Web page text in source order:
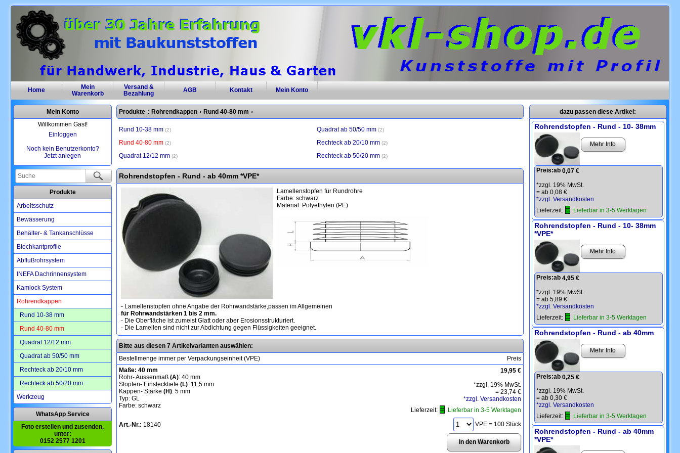
Home
Mein
Warenkorb
Versand &
Bezahlung
AGB Kontakt Mein Konto
Mein Konto
Willkommen Gast!
Einloggen
Noch kein Benutzerkonto?
Jetzt anlegen
Produkte
Arbeitsschutz
Bewässerung
Behälter- & Tankanschlüsse
Blechkantprofile
Abflußrohrsystem
INEFA Dachrinnensystem
Kamlock System
Rohrendkappen
Rund 10-38 mm
Rund 40-80 mm
Quadrat 12/12 mm
Quadrat ab 50/50 mm
Rechteck ab 20/10 mm
Rechteck ab 50/20 mm
Werkzeug
WhatsApp Service
Foto erstellen und zusenden,
unter:
0152 2577 1201
Produkte : Rohrendkappen › Rund 40-80 mm ›
Rund 10-38 mm 2
Rund 40-80 mm 2
Quadrat 12/12 mm 2
Quadrat ab 50/50 mm 2
Rechteck ab 20/10 mm 2
Rechteck ab 50/20 mm 2
Rohrendstopfen - Rund - ab 40mm *VPE*
Lamellenstopfen für Rundrohre
Farbe: schwarz
Material: Polyethylen (PE)
- Lamellenstopfen ohne Angabe der Rohrwandstärke,passen im Allgemeinen
für Rohrwandstärken 1 bis 2 mm.
- Die Oberfläche ist zumeist Glatt oder aber Erosionsstrukturiert.
- Die Lamellen sind nicht zur Abdichtung gegen Flüssigkeiten geeignet.
Bitte aus diesen 7 Artikelvarianten auswählen:
Bestellmenge immer per Verpackungseinheit (VPE)
Preis
Maße: 40 mm
Rohr- Aussenmaß (A): 40 mm
Stopfen- Einstecktiefe (L): 11,5 mm
Kappen- Stärke (H): 5 mm
Typ: GL
Farbe: schwarz
Art.-Nr.: 18140
19,95 €
*zzgl. 19% MwSt.
=23,74 €
*zzgl. Versandkosten
Lieferzeit:
Lieferbar in 3-5 Werktagen
VPE = 100 Stück
dazu passen diese Artikel:
Rohrendstopfen - Rund - 10- 38mm
Mehr Info
Preis:ab 0,07 €
*zzgl. 19% MwSt.
= ab 0,08 €
*zzgl. Versandkosten
Lieferzeit:
Lieferbar in 3-5 Werktagen
Rohrendstopfen - Rund - 10- 38mm
*VPE*
Mehr Info
Preis:ab 4,95 €
*zzgl. 19% MwSt.
= ab 5,89 €
*zzgl. Versandkosten
Lieferzeit:
Lieferbar in 3-5 Werktagen
Rohrendstopfen - Rund - ab 40mm
Mehr Info
Preis:ab 0,25 €
*zzgl. 19% MwSt.
= ab 0,30 €
*zzgl. Versandkosten
Lieferzeit:
Lieferbar in 3-5 Werktagen
Rohrendstopfen - Rund - ab 40mm
*VPE*